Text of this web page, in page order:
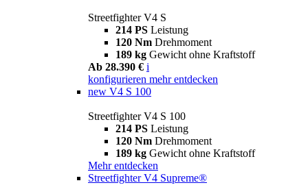
Streetfighter V4 S
214 PS Leistung
120 Nm Drehmoment
189 kg Gewicht ohne Kraftstoff
Ab 28.390 € i
konfigurieren mehr entdecken
new V4 S 100
Streetfighter V4 S 100
214 PS Leistung
120 Nm Drehmoment
189 kg Gewicht ohne Kraftstoff
Mehr entdecken
Streetfighter V4 Supreme®